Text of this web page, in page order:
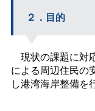
２．目的
現状の課題に対
による周辺住民の
し港湾海岸整備を